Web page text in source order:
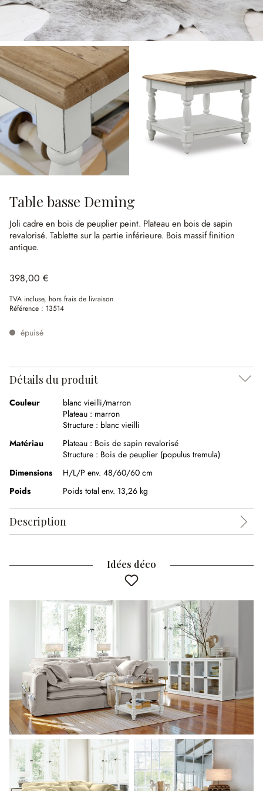
Table basse Deming
Joli cadre en bois de peuplier peint. Plateau en bois de sapin
revalorisé. Tablette sur la partie inférieure. Bois massif finition
antique.
398,00 €
TVA incluse, hors frais de livraison
Référence : 13514
épuisé
Détails du produit
Couleur
blanc vieilli/marron
Plateau : marron
Structure : blanc vieilli
Matériau
Plateau : Bois de sapin revalorisé
Structure : Bois de peuplier (populus tremula)
Dimensions
H/L/P env. 48/60/60 cm
Poids
Poids total env. 13,26 kg
Description
Idées déco